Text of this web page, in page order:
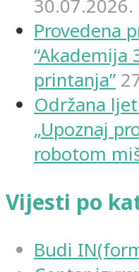
30.07.2026.
Provedena
“Akademija
printanja”
Održana
„Upoznaj
robotom
Vijesti po
Budi